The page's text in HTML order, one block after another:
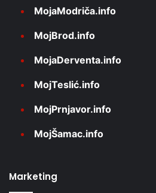
MojaModriča.info
MojBrod.info
MojaDerventa.info
MojTeslić.info
MojPrnjavor.info
MojŠamac.info
Marketing